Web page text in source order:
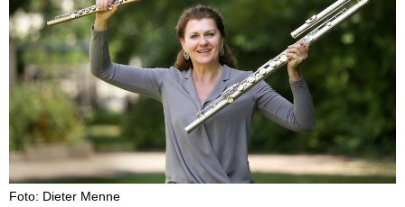
Foto: Dieter Menne